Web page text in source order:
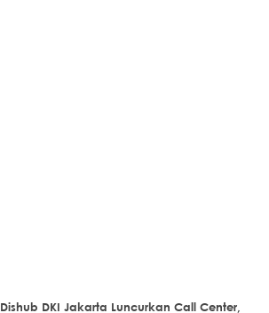
Dishub DKI Jakarta Luncurkan Call Center,